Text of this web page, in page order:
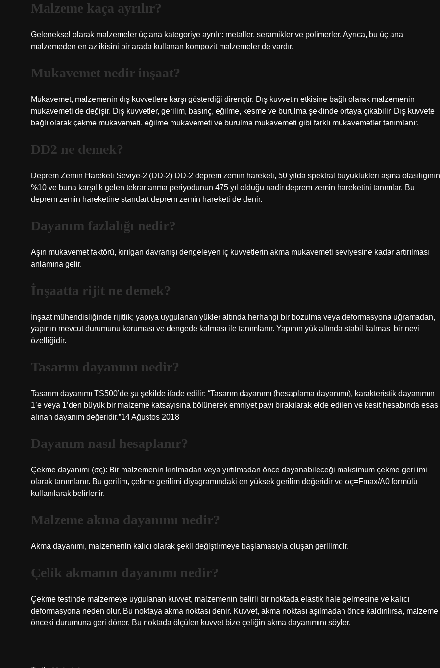
Malzeme kaça ayrılır?
Geleneksel olarak malzemeler üç ana kategoriye ayrılır: metaller, seramikler ve polimerler. Ayrıca, bu üç ana
malzemeden en az ikisini bir arada kullanan kompozit malzemeler de vardır.
Mukavemet nedir inşaat?
Mukavemet, malzemenin dış kuvvetlere karşı gösterdiği dirençtir. Dış kuvvetin etkisine bağlı olarak malzemenin
mukavemeti de değişir. Dış kuvvetler, gerilim, basınç, eğilme, kesme ve burulma şeklinde ortaya çıkabilir. Dış kuvvete
bağlı olarak çekme mukavemeti, eğilme mukavemeti ve burulma mukavemeti gibi farklı mukavemetler tanımlanır.
DD2 ne demek?
Deprem Zemin Hareketi Seviye-2 (DD-2) DD-2 deprem zemin hareketi, 50 yılda spektral büyüklükleri aşma olasılığının
%10 ve buna karşılık gelen tekrarlanma periyodunun 475 yıl olduğu nadir deprem zemin hareketini tanımlar. Bu
deprem zemin hareketine standart deprem zemin hareketi de denir.
Dayanım fazlalığı nedir?
Aşırı mukavemet faktörü, kırılgan davranışı dengeleyen iç kuvvetlerin akma mukavemeti seviyesine kadar artırılması
anlamına gelir.
İnşaatta rijit ne demek?
İnşaat mühendisliğinde rijitlik; yapıya uygulanan yükler altında herhangi bir bozulma veya deformasyona uğramadan,
yapının mevcut durumunu koruması ve dengede kalması ile tanımlanır. Yapının yük altında stabil kalması bir nevi
özelliğidir.
Tasarım dayanımı nedir?
Tasarım dayanımı TS500’de şu şekilde ifade edilir: “Tasarım dayanımı (hesaplama dayanımı), karakteristik dayanımın
1’e veya 1’den büyük bir malzeme katsayısına bölünerek emniyet payı bırakılarak elde edilen ve kesit hesabında esas
alınan dayanım değeridir.”14 Ağustos 2018
Dayanım nasıl hesaplanır?
Çekme dayanımı (σç): Bir malzemenin kırılmadan veya yırtılmadan önce dayanabileceği maksimum çekme gerilimi
olarak tanımlanır. Bu gerilim, çekme gerilimi diyagramındaki en yüksek gerilim değeridir ve σç=Fmax/A0 formülü
kullanılarak belirlenir.
Malzeme akma dayanımı nedir?
Akma dayanımı, malzemenin kalıcı olarak şekil değiştirmeye başlamasıyla oluşan gerilimdir.
Çelik akmanın dayanımı nedir?
Çekme testinde malzemeye uygulanan kuvvet, malzemenin belirli bir noktada elastik hale gelmesine ve kalıcı
deformasyona neden olur. Bu noktaya akma noktası denir. Kuvvet, akma noktası aşılmadan önce kaldırılırsa, malzeme
önceki durumuna geri döner. Bu noktada ölçülen kuvvet bize çeliğin akma dayanımını söyler.